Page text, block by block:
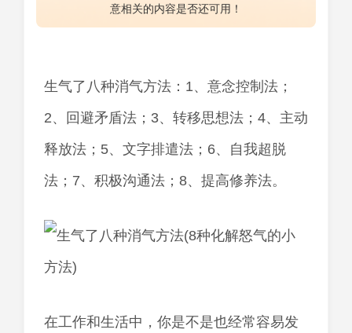
意相关的内容是否还可用！
生气了八种消气方法：1、意念控制法；
2、回避矛盾法；3、转移思想法；4、主动
释放法；5、文字排遣法；6、自我超脱
法；7、积极沟通法；8、提高修养法。
在工作和生活中，你是不是也经常容易发